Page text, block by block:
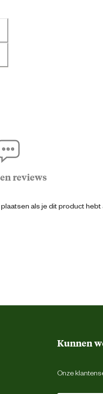
reviews
als je dit product hebt
Kunnen
Onze